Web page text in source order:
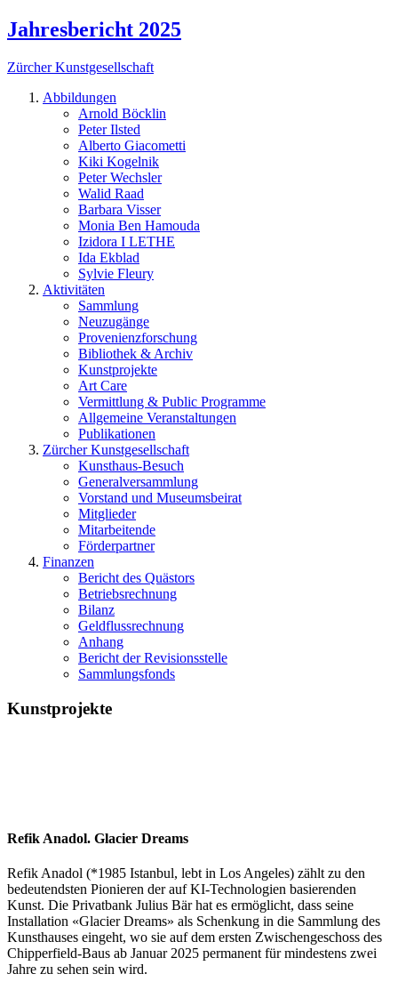
Jahresbericht 2025
Zürcher Kunstgesellschaft
Abbildungen
Arnold Böcklin
Peter Ilsted
Alberto Giacometti
Kiki Kogelnik
Peter Wechsler
Walid Raad
Barbara Visser
Monia Ben Hamouda
Izidora I LETHE
Ida Ekblad
Sylvie Fleury
Aktivitäten
Sammlung
Neuzugänge
Provenienzforschung
Bibliothek & Archiv
Kunstprojekte
Art Care
Vermittlung & Public Programme
Allgemeine Veranstaltungen
Publikationen
Zürcher Kunstgesellschaft
Kunsthaus-Besuch
Generalversammlung
Vorstand und Museumsbeirat
Mitglieder
Mitarbeitende
Förderpartner
Finanzen
Bericht des Quästors
Betriebsrechnung
Bilanz
Geldflussrechnung
Anhang
Bericht der Revisionsstelle
Sammlungsfonds
Kunstprojekte
Refik Anadol. Glacier Dreams
Refik Anadol (*1985 Istanbul, lebt in Los Angeles) zählt zu den
bedeutendsten Pionieren der auf KI-Technologien basierenden
Kunst. Die Privatbank Julius Bär hat es ermöglicht, dass seine
Installation «Glacier Dreams» als Schenkung in die Sammlung des
Kunsthauses eingeht, wo sie auf dem ersten Zwischengeschoss des
Chipperfield-Baus ab Januar 2025 permanent für mindestens zwei
Jahre zu sehen sein wird.